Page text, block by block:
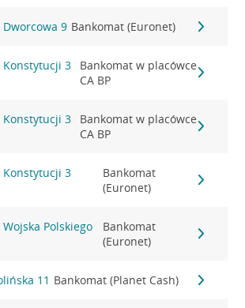
9 Bankomat (Euronet)
Konstytucji 3
Bankomat w placówce
CA BP
Konstytucji 3
Bankomat w placówce
CA BP
Konstytucji 3
Bankomat
(Euronet)
Polskiego
Bankomat
(Euronet)
11 Bankomat (Planet Cash)